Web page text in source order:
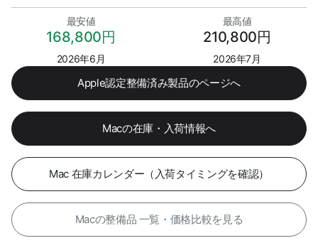
最安値
168,800円
2026年6月
最高値
210,800円
2026年7月
Apple認定整備済み製品のページへ
Macの在庫・入荷情報へ
Mac 在庫カレンダー（入荷タイミングを確認）
Macの整備品 一覧・価格比較を見る